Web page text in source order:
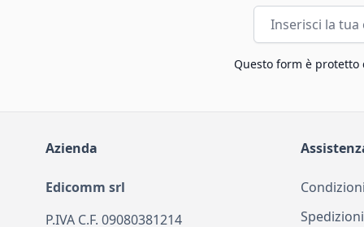
Indirizzo email
Questo form è protetto
Azienda
Edicomm srl
P.IVA C.F. 09080381214